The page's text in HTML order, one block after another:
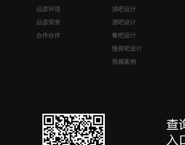
品彦环境
品彦荣誉
合作伙伴
清吧设计
酒吧设计
餐吧设计
慢摇吧设计
视频案例